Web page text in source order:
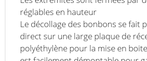
réglables en hauteur
Le décollage des bonbons se fait
direct sur une large plaque de
polyéthylène pour la mise en